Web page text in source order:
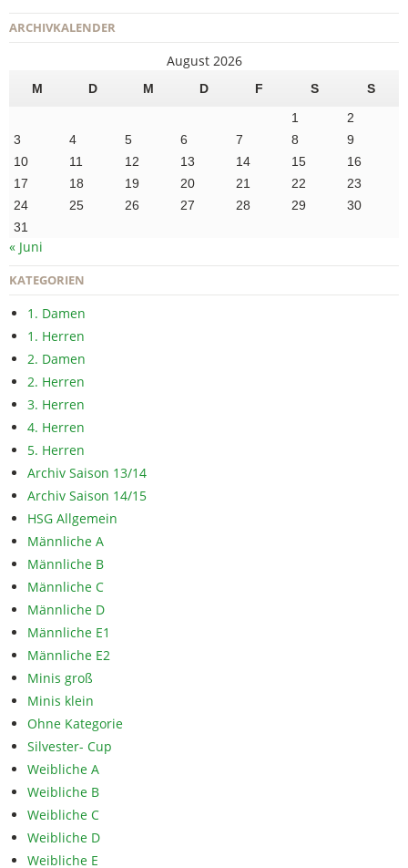
ARCHIVKALENDER
August 2026
M D M D F S
S
1
2
3
4 5 6 7 8
9
10
11 12 13 14 15
16
17
18 19 20 21 22
23
24
25 26 27 28 29
30
31
« Juni
KATEGORIEN
1. Damen
1. Herren
2. Damen
2. Herren
3. Herren
4. Herren
5. Herren
Archiv Saison 13/14
Archiv Saison 14/15
HSG Allgemein
Männliche A
Männliche B
Männliche C
Männliche D
Männliche E1
Männliche E2
Minis groß
Minis klein
Ohne Kategorie
Silvester- Cup
Weibliche A
Weibliche B
Weibliche C
Weibliche D
Weibliche E